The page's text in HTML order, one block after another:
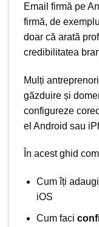
Email firmă pe
firmă, de exemplu
doar că arată
credibilitatea
Mulți
găzduire și
configureze
el Android sau
În acest ghid
Cum îți
iOS
Cum faci